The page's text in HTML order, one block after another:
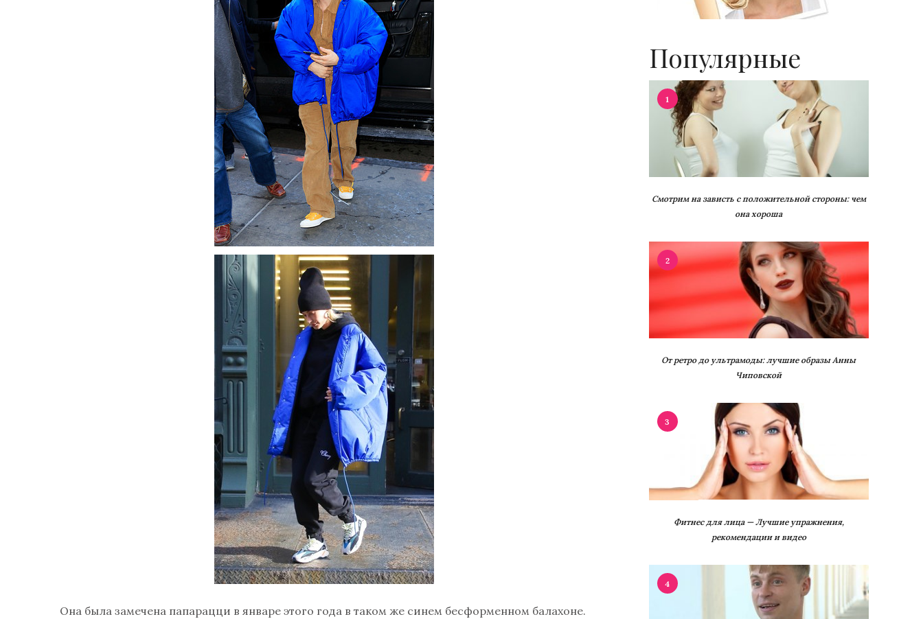
Она была замечена папарацци в январе этого года в таком же синем бесформенном балахоне.
Популярные
1
Смотрим на зависть с положительной стороны: чем
она хороша
2
От ретро до ультрамоды: лучшие образы Анны
Чиповской
3
Фитнес для лица — Лучшие упражнения,
рекомендации и видео
4